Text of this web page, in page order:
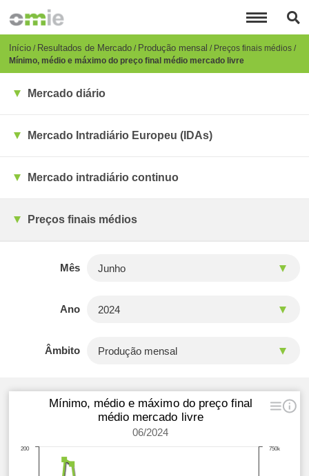
para
conteúdo
principal
Breadcrumb
Início Resultados de Mercado Produção mensal
Preços finais médios
Mínimo, médio e máximo do preço final médio mercado livre
Mercado diário
Mercado Intradiário Europeu (IDAs)
Mercado intradiário continuo
Preços finais médios
Mês
Ano
Âmbito
Mínimo, médio e máximo do preço final
médio mercado livre
06/2024
750k
200